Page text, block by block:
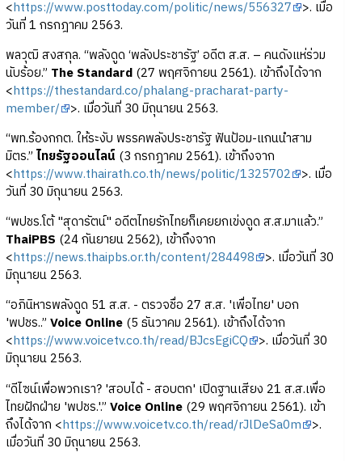
<https://www.posttoday.com/politic/news/556327 >. เมื่อ
วันที่ 1 กรกฎาคม 2563.
พลวุฒิ สงสกุล. “พลังดูด ‘พลังประชารัฐ’ อดีต ส.ส. – คนดังแห่ร่วม
นับร้อย.” The Standard(27 พฤศจิกายน 2561). เข้าถึงได้จาก
<https://thestandard.co/phalang-pracharat-party-
member/ >. เมื่อวันที่ 30 มิถุนายน 2563.
“พท.ร้องกกต. ให้ระงับ พรรคพลังประชารัฐ ฟันป้อม-แกนนำสาม
มิตร.” ไทยรัฐออนไลน์ (3 กรกฎาคม 2561). เข้าถึงจาก
<https://www.thairath.co.th/news/politic/1325702 >. เมื่อ
วันที่ 30 มิถุนายน 2563.
“พปชร.โต้ "สุดารัตน์" อดีตไทยรักไทยก็เคยยกเข่งดูด ส.ส.มาแล้ว.”
ThaiPBS (24 กันยายน 2562), เข้าถึงจาก
<https://news.thaipbs.or.th/content/284498 >. เมื่อวันที่ 30
มิถุนายน 2563.
“อภินิหารพลังดูด 51 ส.ส. - ตรวจชื่อ 27 ส.ส. 'เพื่อไทย' บอก
'พปชร..” Voice Online(5 ธันวาคม 2561). เข้าถึงได้จาก
<https://www.voicetv.co.th/read/BJcsEgiCQ >. เมื่อวันที่ 30
มิถุนายน 2563.
“ดีไซน์เพื่อพวกเรา? 'สอบได้ - สอบตก' เปิดฐานเสียง 21 ส.ส.เพื่อ
ไทยฝักฝ่าย 'พปชร.'.” Voice Online(29 พฤศจิกายน 2561). เข้า
ถึงได้จาก <https://www.voicetv.co.th/read/rJlDeSa0m >.
เมื่อวันที่ 30 มิถุนายน 2563.